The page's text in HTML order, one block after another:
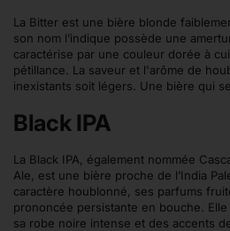
La Bitter est une bière blonde
son nom l’indique possède une
caractérise par une couleur dorée à
pétillance. La saveur et l'arôme de
inexistants soit légers. Une bière qui
Black IPA
La Black IPA, également nommée
Ale, est une bière proche de l’India
caractère houblonné, ses parfums
prononcée persistante en bouche.
sa robe noire intense et des accents